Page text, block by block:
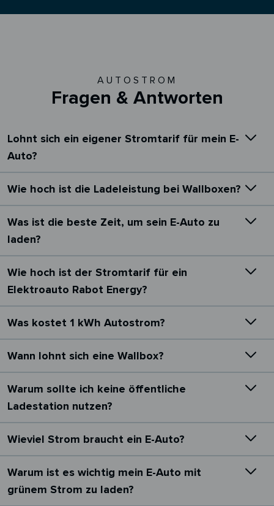
AUTOSTROM
Fragen & Antworten
Lohnt sich ein eigener Stromtarif für mein E-
Auto?
Wie hoch ist die Ladeleistung bei Wallboxen?
Was ist die beste Zeit, um sein E-Auto zu
laden?
Wie hoch ist der Stromtarif für ein
Elektroauto Rabot Energy?
Was kostet 1 kWh Autostrom?
Wann lohnt sich eine Wallbox?
Warum sollte ich keine öffentliche
Ladestation nutzen?
Wieviel Strom braucht ein E-Auto?
Warum ist es wichtig mein E-Auto mit
grünem Strom zu laden?